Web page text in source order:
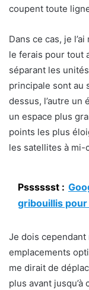
coupent toute
Dans ce cas, je
le ferais pour tout
séparant les
principale sont au
dessus, l’autre un
un espace plus
points les plus
les satellites à mi-
Psssssst :
gribouillis
Je dois cependant
emplacements
me dirait de
plus avant jusqu’à